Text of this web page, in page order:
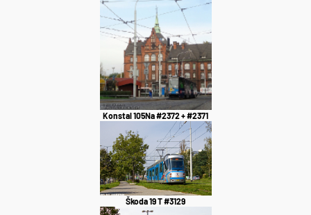
Konstal 105Na #2372 + #2371
Škoda 19 T #3129